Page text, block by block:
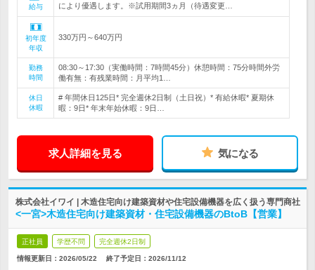
給与
により優遇します。※試用期間3ヵ月（待遇変更…
初年度
年収
330万円～640万円
勤務
時間
08:30～17:30（実働時間：7時間45分）休憩時間：75分時間外労
働有無：有残業時間：月平均1…
休日
休暇
# 年間休日125日* 完全週休2日制（土日祝）* 有給休暇* 夏期休
暇：9日* 年末年始休暇：9日…
求人詳細を見る 気になる
株式会社イワイ | 木造住宅向け建築資材や住宅設備機器を広く扱う専門商社
<一宮>木造住宅向け建築資材・住宅設備機器のBtoB【営業】
正社員 学歴不問 完全週休2日制
情報更新日：2026/05/22 終了予定日： 2026/11/12